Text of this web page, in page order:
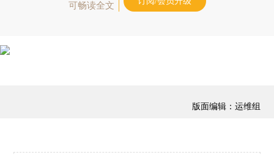
可畅读全文
版面编辑：运维组